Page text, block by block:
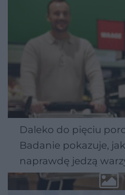
Daleko do pięciu
Badanie pokazuje,
naprawdę jedzą